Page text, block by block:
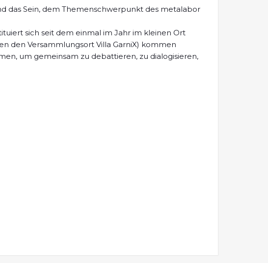
das Sein, dem Themenschwerpunkt des metalabor
sich seit dem einmal im Jahr im kleinen Ort
den Versammlungsort Villa GarniX) kommen
um gemeinsam zu debattieren, zu dialogisieren,